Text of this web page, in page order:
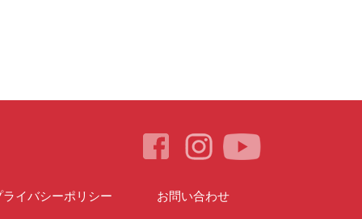
ライバシーポリシー お問い合わせ